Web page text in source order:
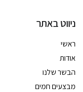
ניווט באתר
ראשי
אודות
הבשר שלנו
מבצעים חמים